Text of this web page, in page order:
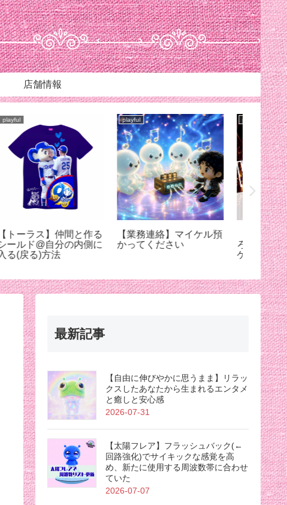
店舗情報
playful
Sweetな未来へ
playful
【７月７日】天の川ツア
ー☺︎23:59まで
playful
【感謝
で聞い
なり抑
最新記事
【自由に伸びやかに思うまま】リラッ
クスしたあなたから生まれるエンタメ
と癒しと安心感
2026-07-31
【太陽フレア】フラッシュバック(←
回路強化)でサイキックな感覚を高
め、新たに使用する周波数帯に合わせ
ていた
2026-07-07